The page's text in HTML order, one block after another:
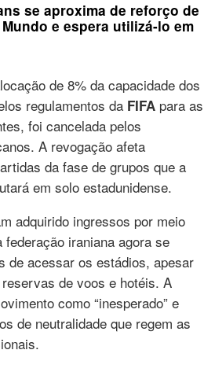
se aproxima de reforço de
e espera utilizá-lo em
de 8% da capacidade dos
regulamentos da FIFA para as
foi cancelada pelos
A revogação afeta
da fase de grupos que a
em solo estadunidense.
adquirido ingressos por meio
iraniana agora se
de acessar os estádios, apesar
de voos e hotéis. A
como “inesperado” e
de neutralidade que regem as